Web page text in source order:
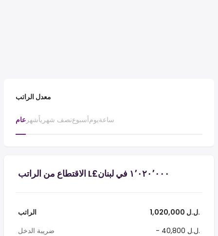
معدل الراتب
عام شهرنصف شهرياًأسبوعيومساعة
الراتب
1,020,000 ل.ل.‎
ضريبة الدخل
- 40,800 ل.ل.‎